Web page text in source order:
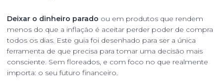
Deixar o dinheiro parado ou em produtos que rendem
menos do que a inflação é aceitar perder poder de compra
todos os dias. Este guia foi desenhado para ser a única
ferramenta de que precisa para tomar uma decisão mais
consciente. Sem floreados, e com foco no que realmente
importa: o seu futuro financeiro.